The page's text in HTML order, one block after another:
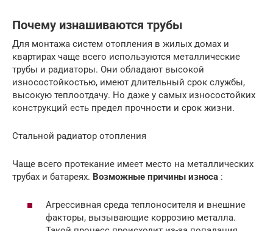
Почему изнашиваются трубы
Для монтажа систем отопления в жилых домах и
квартирах чаще всего используются металлические
трубы и радиаторы. Они обладают высокой
износостойкостью, имеют длительный срок службы,
высокую теплоотдачу. Но даже у самых износостойких
конструкций есть предел прочности и срок жизни.
Стальной радиатор отопления
Чаще всего протекание имеет место на металлических
трубах и батареях. Возможные причины износа :
Агрессивная среда теплоносителя и внешние
факторы, вызывающие коррозию металла.